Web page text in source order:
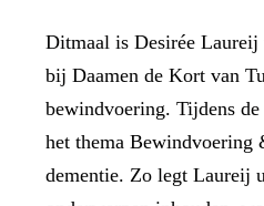
Ditmaal is Desirée
bij Daamen de Kort van
bewindvoering. Tijdens
het thema Bewindvoering
dementie. Zo legt Laureij